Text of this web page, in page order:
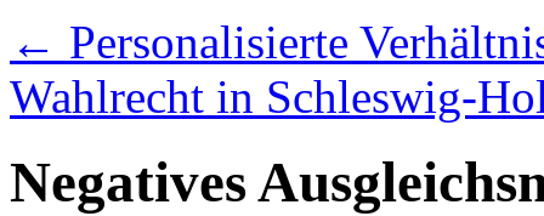
← Personalisierte
Wahlrecht in Schleswig-
Negatives